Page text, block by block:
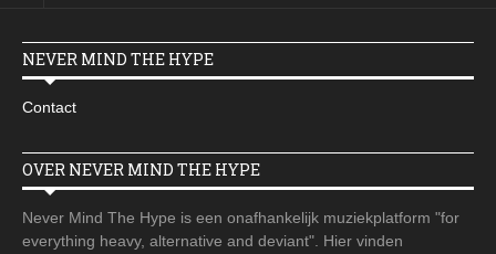
NEVER MIND THE HYPE
Contact
OVER NEVER MIND THE HYPE
Never Mind The Hype is een onafhankelijk muziekplatform "for
everything heavy, alternative and deviant". Hier vinden